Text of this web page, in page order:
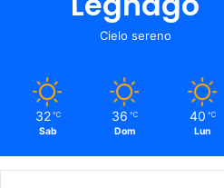
Cielo sereno
32 ℃
Sab
36 ℃
Dom
40 ℃
Lun